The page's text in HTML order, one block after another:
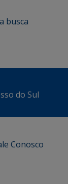
busca
do Sul
Conosco